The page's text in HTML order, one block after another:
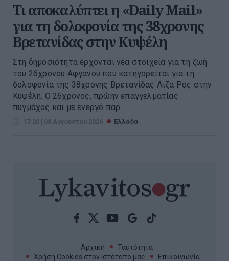
Τι αποκαλύπτει η «Daily Mail»
για τη δολοφονία της 38χρονης
Βρετανίδας στην Κυψέλη
Στη δημοσιότητα έρχονται νέα στοιχεία για τη ζωή
του 26χρονου Αφγανού που κατηγορείται για τη
δολοφονία της 38χρονης Βρετανίδας Λίζα Ρος στην
Κυψέλη. Ο 26χρονος, πρώην επαγγελματίας
πυγμάχος και με ενεργό παρ...
17:20 | 08 Αυγούστου 2026 Ελλάδα
Αρχική
Ταυτότητα
Χρήση Cookies στον Ιστότοπο μας
Επικοινωνία